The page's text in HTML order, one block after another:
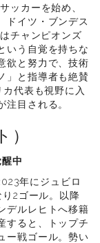
ッカーを始め、
ドイツ・ブンデス
チャンピオンズ
いう自覚を持ちな
欲と努力で、技術
」と指導者も絶賛
代表も視野に入
目される。
中
年にジュビロ
2ゴール。以降
デルレヒトへ移籍
すると、トップチ
ー戦ゴール。勢い